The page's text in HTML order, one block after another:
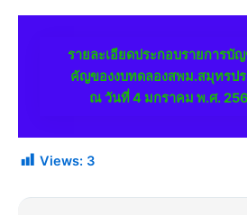
รายละเอียดประกอบรายการบั
คัญของงบทดลองสพม.สมุทรปร
ณ วันที่ 4 มกราคม พ.ศ.
Views: 3